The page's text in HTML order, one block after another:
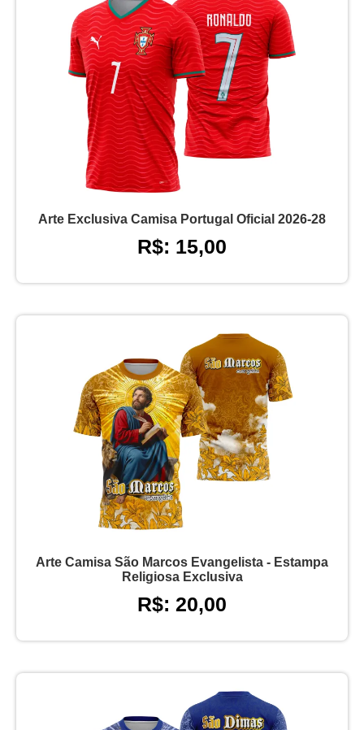
Arte Exclusiva Camisa Portugal Oficial 2026-28
R$: 15,00
Arte Camisa São Marcos Evangelista - Estampa
Religiosa Exclusiva
R$: 20,00